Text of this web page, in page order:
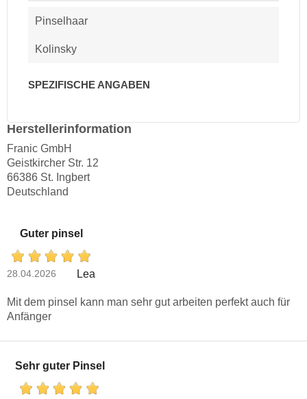
Pinselhaar
Kolinsky
SPEZIFISCHE ANGABEN
Herstellerinformation
Franic GmbH
Geistkircher Str. 12
66386 St. Ingbert
Deutschland
Guter pinsel
28.04.2026 Lea
Mit dem pinsel kann man sehr gut arbeiten perfekt auch für
Anfänger
Sehr guter Pinsel